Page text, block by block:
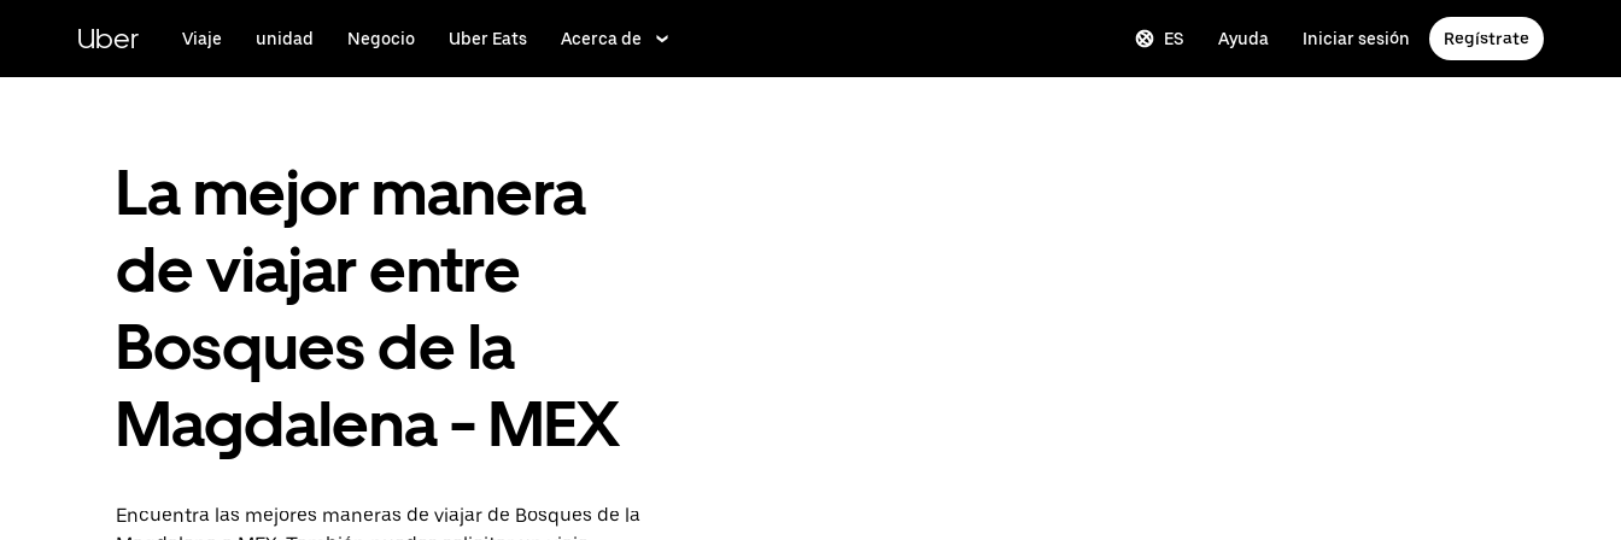
contenido
principal
Uber Viaje unidad Negocio Uber Eats Acerca de ES Ayuda Iniciar sesión Regístrate
La mejor manera
de viajar entre
Bosques de la
Magdalena - MEX
Encuentra las mejores maneras de viajar de Bosques de la